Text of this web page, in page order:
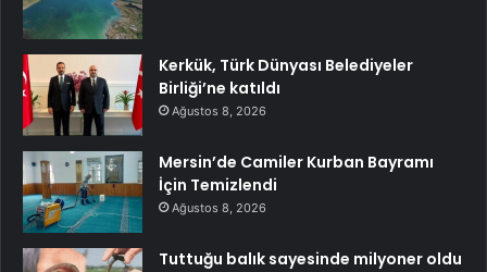
Kerkük, Türk Dünyası Belediyeler
Birliği’ne katıldı
Ağustos 8, 2026
Mersin’de Camiler Kurban Bayramı
İçin Temizlendi
Ağustos 8, 2026
Tuttuğu balık sayesinde milyoner oldu